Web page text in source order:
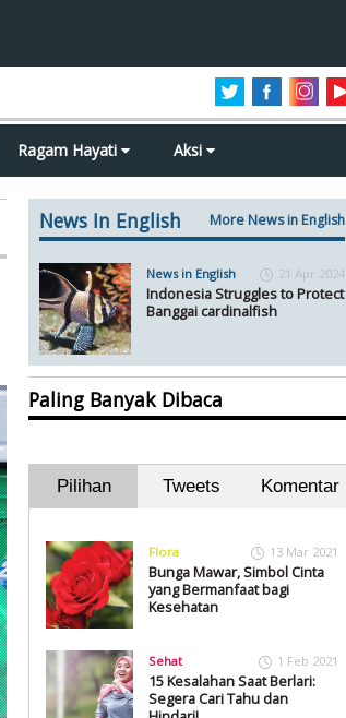
Ragam Hayati Aksi
News In English More News in English
News in English 21 Apr 2024
Indonesia Struggles to Protect
Banggai cardinalfish
Paling Banyak Dibaca
Pilihan Tweets Komentar
Flora 13 Mar 2021
Bunga Mawar, Simbol Cinta
yang Bermanfaat bagi
Kesehatan
Sehat 1 Feb 2021
15 Kesalahan Saat Berlari:
Segera Cari Tahu dan